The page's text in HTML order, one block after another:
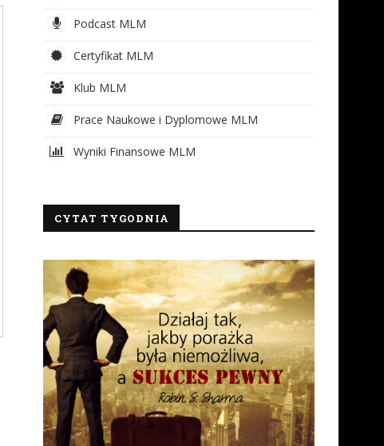
Podcast MLM
Certyfikat MLM
Klub MLM
Prace Naukowe i Dyplomowe MLM
Wyniki Finansowe MLM
CYTAT TYGODNIA